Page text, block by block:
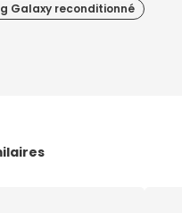
Galaxy reconditionné